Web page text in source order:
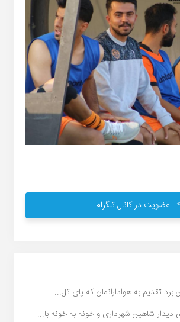
عضویت در کانال تلگرام
برد تقدیم به هوادارانمان که پای تل...
شاهین شهرداری و خونه به خونه با...